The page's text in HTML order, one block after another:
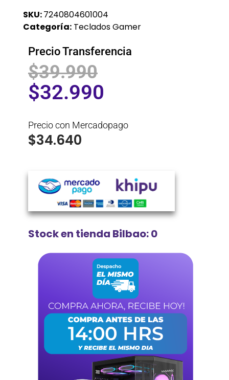
SKU:7240804601004
Categoría: Teclados Gamer
Precio Transferencia
$39.990
$32.990
Precio con Mercadopago
$34.640
Stock en tienda Bilbao: 0